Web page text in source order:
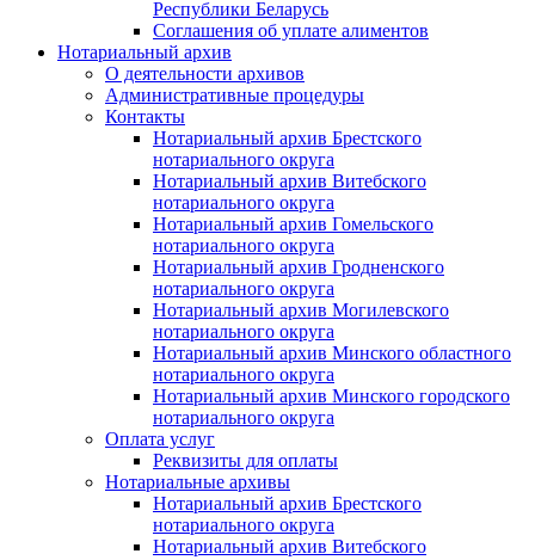
Республики Беларусь
Соглашения об уплате алиментов
Нотариальный архив
О деятельности архивов
Административные процедуры
Контакты
Нотариальный архив Брестского
нотариального округа
Нотариальный архив Витебского
нотариального округа
Нотариальный архив Гомельского
нотариального округа
Нотариальный архив Гродненского
нотариального округа
Нотариальный архив Могилевского
нотариального округа
Нотариальный архив Минского областного
нотариального округа
Нотариальный архив Минского городского
нотариального округа
Оплата услуг
Реквизиты для оплаты
Нотариальные архивы
Нотариальный архив Брестского
нотариального округа
Нотариальный архив Витебского